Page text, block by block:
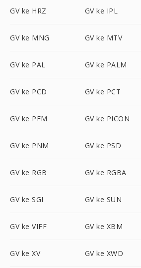
GV ke HRZ GV ke IPL
GV ke MNG GV ke MTV
GV ke PAL GV ke PALM
GV ke PCD GV ke PCT
GV ke PFM GV ke PICON
GV ke PNM GV ke PSD
GV ke RGB GV ke RGBA
GV ke SGI GV ke SUN
GV ke VIFF GV ke XBM
GV ke XV GV ke XWD